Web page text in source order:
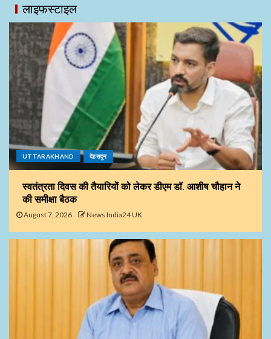
लाइफस्टाइल
UTTARAKHAND देहरादून
स्वतंत्रता दिवस की तैयारियों को लेकर डीएम डॉ. आशीष चौहान ने
की समीक्षा बैठक
August 7, 2026 News India24 UK